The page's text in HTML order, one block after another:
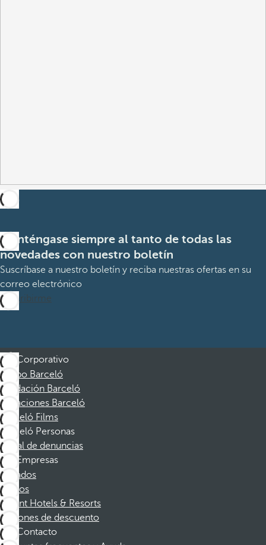
Manténgase siempre al tanto de todas las
novedades con nuestro boletín
Suscríbase a nuestro boletín y reciba nuestras ofertas en su
correo electrónico
Suscribirme
Corporativo
Grupo Barceló
Fundación Barceló
Vacaciones Barceló
Barceló Films
Barceló Personas
Canal de denuncias
Empresas
Afiliados
Socios
Dorint Hotels & Resorts
Cupones de descuento
Contacto